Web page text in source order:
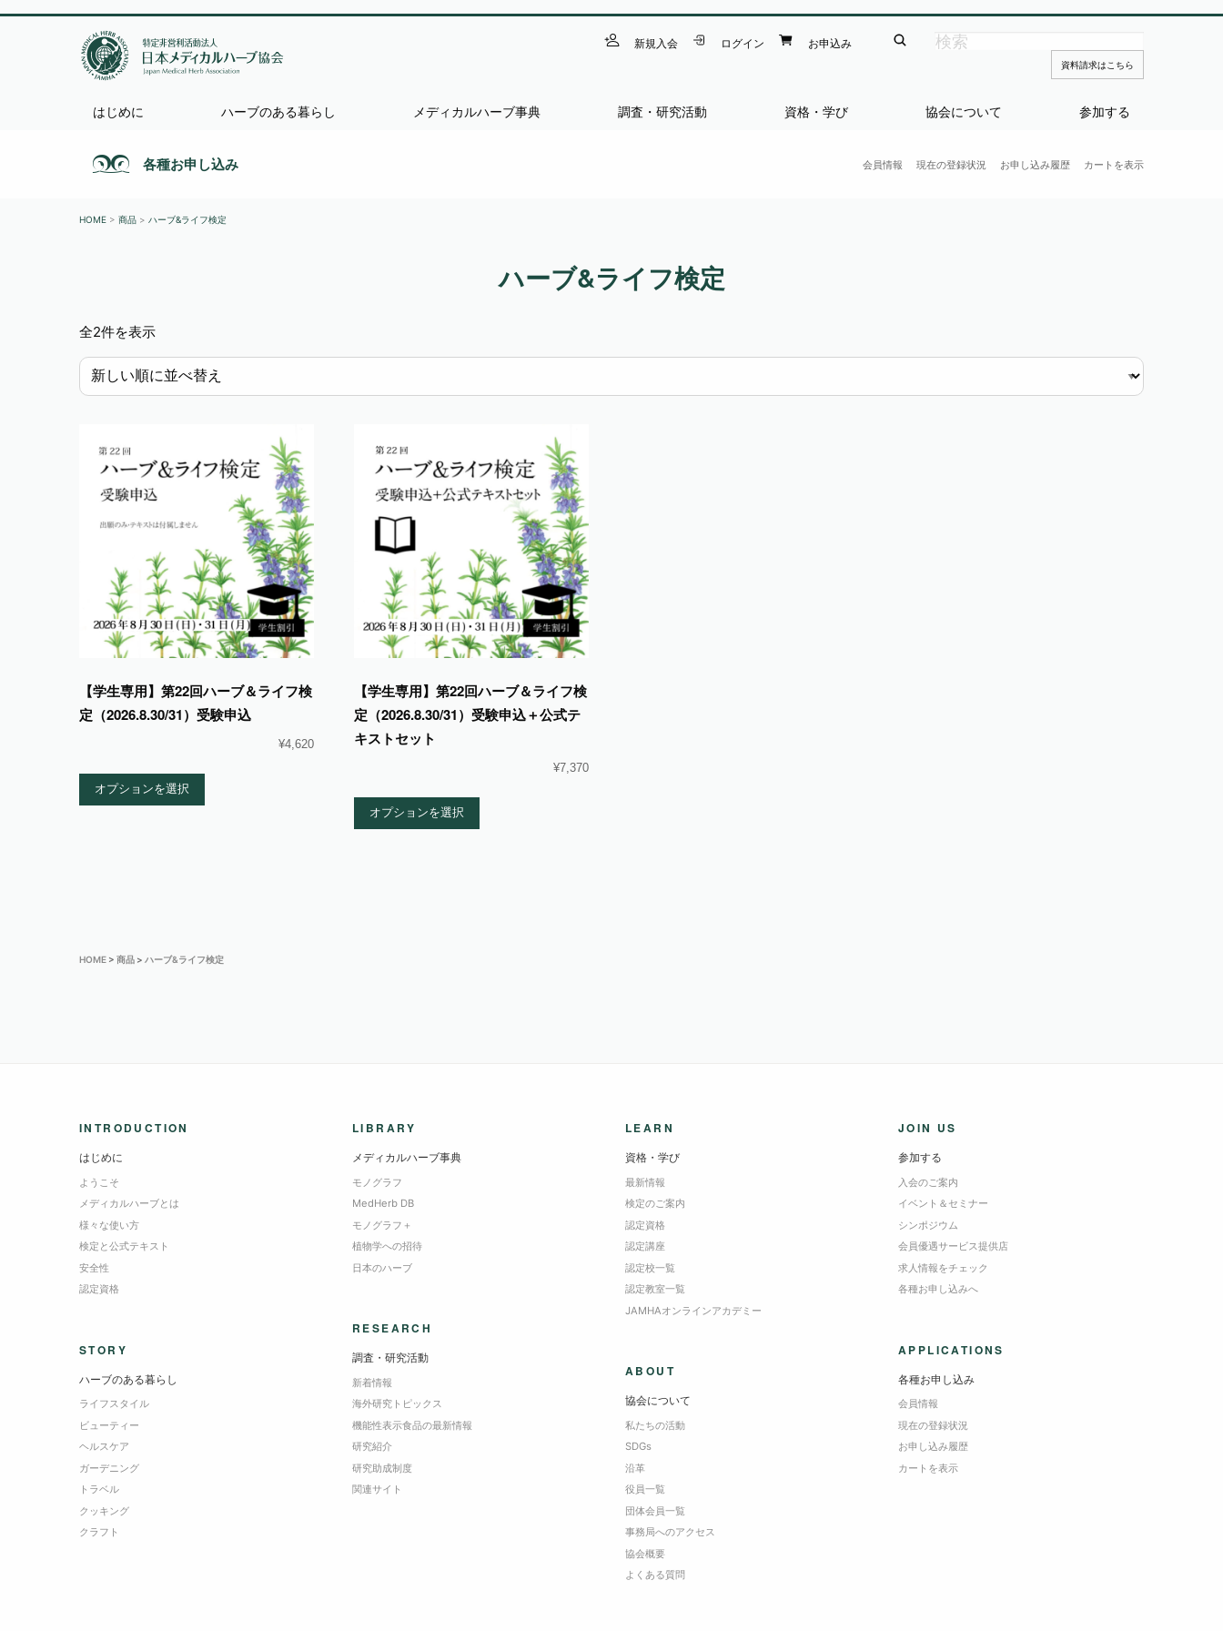
新規入会 ログイン お申込み
資料請求はこちら
はじめに ハーブのある暮らし メディカルハーブ事典 調査・研究活動 資格・学び 協会について 参加する
各種お申し込み 会員情報 現在の登録状況 お申し込み履歴 カートを表示
HOME > 商品 > ハーブ&ライフ検定
ハーブ&ライフ検定
全2件を表示新
し
い
順
【学生専用】第22回ハーブ＆ライフ検
定（2026.8.30/31）受験申込
¥4,620
オプションを選択
【学生専用】第22回ハーブ＆ライフ検
定（2026.8.30/31）受験申込＋公式テ
キストセット
¥7,370
オプションを選択
HOME > 商品 > ハーブ&ライフ検定
INTRODUCTION
はじめに
ようこそ
メディカルハーブとは
様々な使い方
検定と公式テキスト
安全性
認定資格
STORY
ハーブのある暮らし
ライフスタイル
ビューティー
ヘルスケア
ガーデニング
トラベル
クッキング
クラフト
LIBRARY
メディカルハーブ事典
モノグラフ
MedHerb DB
モノグラフ＋
植物学への招待
日本のハーブ
RESEARCH
調査・研究活動
新着情報
海外研究トピックス
機能性表示食品の最新情報
研究紹介
研究助成制度
関連サイト
LEARN
資格・学び
最新情報
検定のご案内
認定資格
認定講座
認定校一覧
認定教室一覧
JAMHAオンラインアカデミー
ABOUT
協会について
私たちの活動
SDGs
沿革
役員一覧
団体会員一覧
事務局へのアクセス
協会概要
よくある質問
JOIN US
参加する
入会のご案内
イベント＆セミナー
シンポジウム
会員優遇サービス提供店
求人情報をチェック
各種お申し込みへ
APPLICATIONS
各種お申し込み
会員情報
現在の登録状況
お申し込み履歴
カートを表示